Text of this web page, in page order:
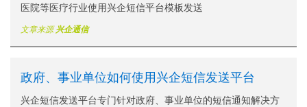
医院等医疗行业使用兴企短信平台模板发送
文章来源 兴企通信
政府、事业单位如何使用兴企短信发送平台
兴企短信发送平台专门针对政府、事业单位的短信通知解决方